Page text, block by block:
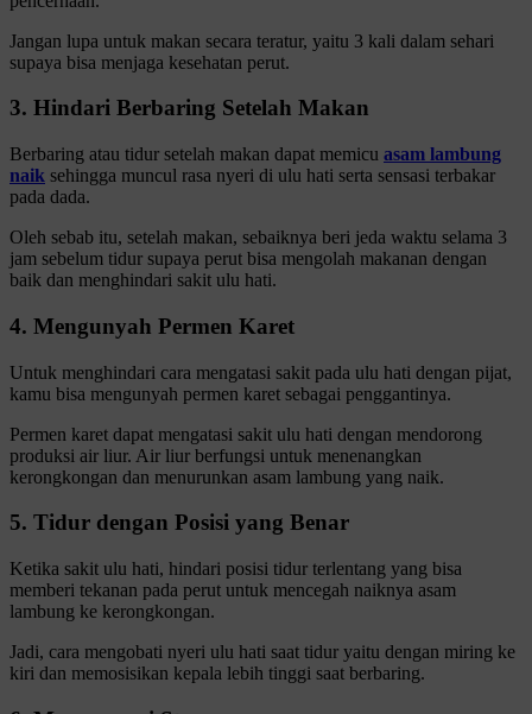
Jangan lupa untuk makan secara teratur, yaitu 3 kali dalam sehari
supaya bisa menjaga kesehatan perut.
3. Hindari Berbaring Setelah Makan
Berbaring atau tidur setelah makan dapat memicu asam lambung
naik sehingga muncul rasa nyeri di ulu hati serta sensasi terbakar
pada dada.
Oleh sebab itu, setelah makan, sebaiknya beri jeda waktu selama 3
jam sebelum tidur supaya perut bisa mengolah makanan dengan
baik dan menghindari sakit ulu hati.
4. Mengunyah Permen Karet
Untuk menghindari cara mengatasi sakit pada ulu hati dengan pijat,
kamu bisa mengunyah permen karet sebagai penggantinya.
Permen karet dapat mengatasi sakit ulu hati dengan mendorong
produksi air liur. Air liur berfungsi untuk menenangkan
kerongkongan dan menurunkan asam lambung yang naik.
5. Tidur dengan Posisi yang Benar
Ketika sakit ulu hati, hindari posisi tidur terlentang yang bisa
memberi tekanan pada perut untuk mencegah naiknya asam
lambung ke kerongkongan.
Jadi, cara mengobati nyeri ulu hati saat tidur yaitu dengan miring ke
kiri dan memosisikan kepala lebih tinggi saat berbaring.